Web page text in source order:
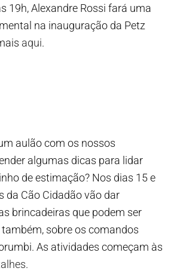
19h, Alexandre Rossi fará uma
na inauguração da Petz
aqui.
aulão com os nossos
algumas dicas para lidar
de estimação? Nos dias 15 e
da Cão Cidadão vão dar
brincadeiras que podem ser
sobre os comandos
As atividades começam às
.